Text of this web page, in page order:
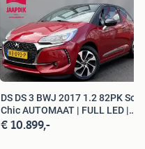
DS DS 3 BWJ 2017 1.2 82PK So
Chic AUTOMAAT | FULL LED |
CARP
€ 10.899,-